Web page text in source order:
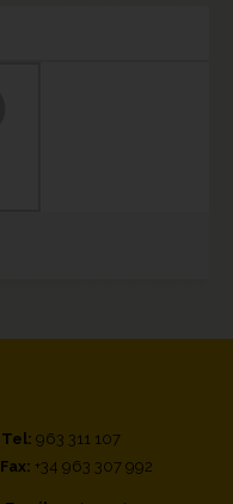
Tel: 963 311 107
Fax: +34 963 307 992